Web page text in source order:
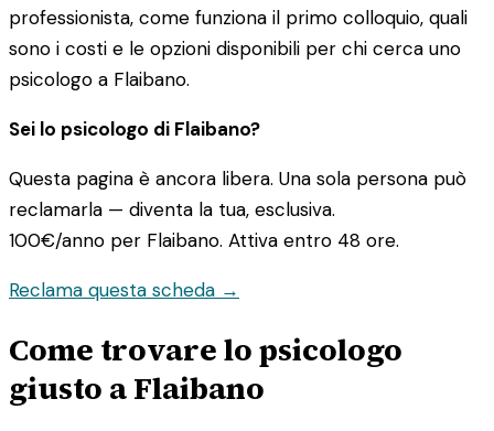
professionista, come funziona il primo colloquio, quali
sono i costi e le opzioni disponibili per chi cerca uno
psicologo a Flaibano.
Sei lo psicologo di Flaibano?
Questa pagina è ancora libera. Una sola persona può
reclamarla — diventa la tua, esclusiva.
100€/anno per Flaibano. Attiva entro 48 ore.
Reclama questa scheda →
Come trovare lo psicologo
giusto a Flaibano